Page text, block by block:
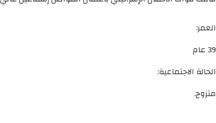
العمر:
39 عام
الحالة الاجتماعية:
متزوج.